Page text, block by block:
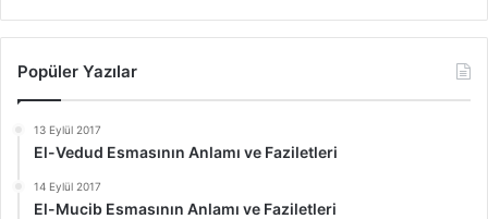
Popüler Yazılar
13 Eylül 2017
El-Vedud Esmasının Anlamı ve Faziletleri
14 Eylül 2017
El-Mucib Esmasının Anlamı ve Faziletleri